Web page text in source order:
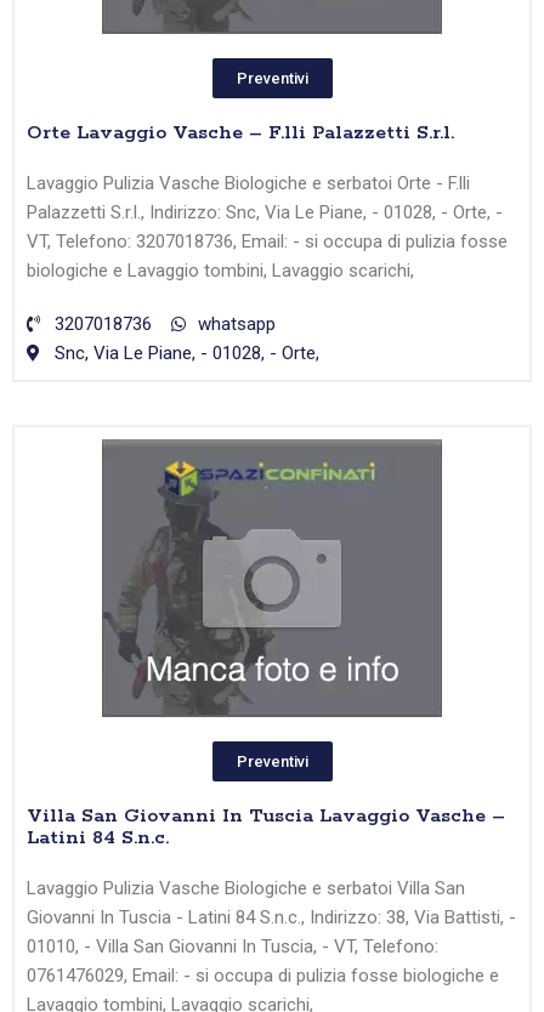
Preventivi
Orte Lavaggio Vasche – F.lli Palazzetti S.r.l.
Lavaggio Pulizia Vasche Biologiche e serbatoi Orte - F.lli
Palazzetti S.r.l., Indirizzo: Snc, Via Le Piane, - 01028, - Orte, -
VT, Telefono: 3207018736, Email: - si occupa di pulizia fosse
biologiche e Lavaggio tombini, Lavaggio scarichi,
3207018736
whatsapp
Snc, Via Le Piane, - 01028, - Orte,
Preventivi
Villa San Giovanni In Tuscia Lavaggio Vasche –
Latini 84 S.n.c.
Lavaggio Pulizia Vasche Biologiche e serbatoi Villa San
Giovanni In Tuscia - Latini 84 S.n.c., Indirizzo: 38, Via Battisti, -
01010, - Villa San Giovanni In Tuscia, - VT, Telefono:
0761476029, Email: - si occupa di pulizia fosse biologiche e
Lavaggio tombini, Lavaggio scarichi,